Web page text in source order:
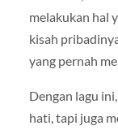
melakukan hal
kisah
yang pernah
Dengan lagu
hati, tapi juga